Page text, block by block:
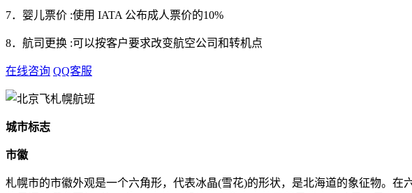
7．婴儿票价 :使用 IATA 公布成人票价的10%
8．航司更换 :可以按客户要求改变航空公司和转机点
在线咨询 QQ客服
城市标志
市徽
札幌市的市徽外观是一个六角形，代表冰晶(雪花)的形状，是北海道的象征物。